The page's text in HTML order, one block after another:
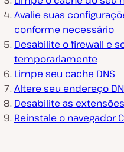
Avalie suas
conforme necessário
Desabilite o firewall e
temporariamente
Limpe seu cache DNS
Altere seu endereço
Desabilite as
Reinstale o navegador